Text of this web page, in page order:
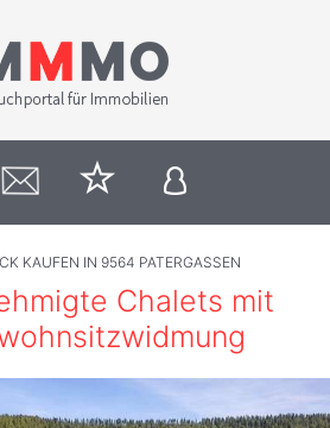
KAUFEN IN 9564 PATERGASSEN
Chalets mit